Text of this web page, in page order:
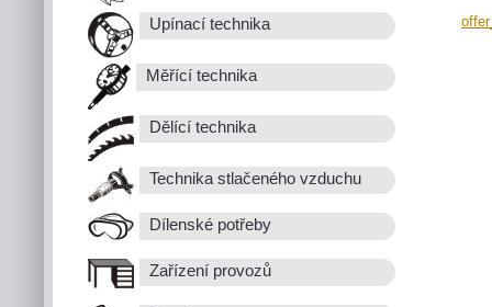
Upínací technika
Měřící technika
Dělící technika
Technika stlačeného vzduchu
Dílenské potřeby
Zařízení provozů